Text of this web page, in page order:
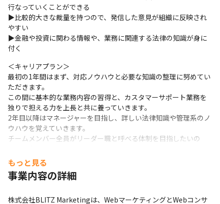
行なっていくことができる
▶比較的大きな裁量を持つので、発信した意見が組織に反映され
やすい
▶金融や投資に関わる情報や、業務に関連する法律の知識が身に
付く
＜キャリアプラン＞
最初の1年間はまず、対応ノウハウと必要な知識の整理に努めてい
ただきます。
この間に基本的な業務内容の習得と、カスタマーサポート業務を
独りで担える力を上長と共に養っていきます。
2年目以降はマネージャーを目指し、詳しい法律知識や管理系のノ
ウハウを覚えていきます。
チームメンバー全員がリーダー職と呼べる体制を目指したいの
＜他社にはない魅力＞
弊社は「企画→コンテンツ制作→集客→販売→サポート」まで
所属先の課は最後の工程を一括して担当するため、全ての流れに
もっと見る
事業内容の詳細
株式会社BLITZ Marketingは、WebマーケティングとWebコンサ